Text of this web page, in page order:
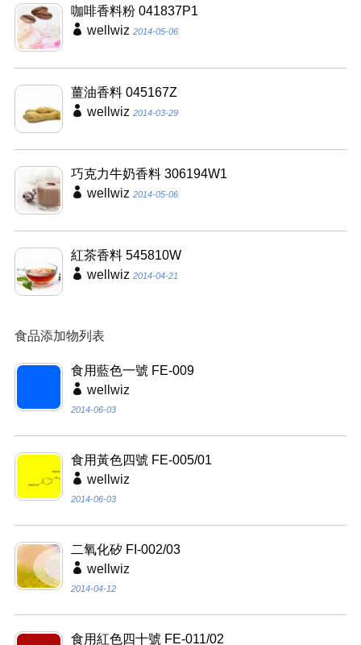
咖啡香料粉 041837P1
wellwiz 2014-05-06
薑油香料 045167Z
wellwiz 2014-03-29
巧克力牛奶香料 306194W1
wellwiz 2014-05-06
紅茶香料 545810W
wellwiz 2014-04-21
食品添加物列表
食用藍色一號 FE-009
wellwiz
2014-06-03
食用黃色四號 FE-005/01
wellwiz
2014-06-03
二氧化矽 FI-002/03
wellwiz
2014-04-12
食用紅色四十號 FE-011/02